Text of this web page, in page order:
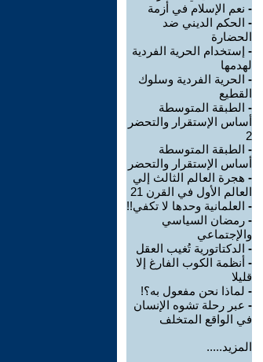
- نعم الإسلام في أزمة
- الحكم الديني ضد
الحضارة
- إستخدام الحرية الفردية
لهدمها
- الحرية الفردية وسلوك
القطيع
- الطبقة المتوسطة
أساس الإستقرار والتحضر
2
- الطبقة المتوسطة
أساس الإستقرار والتحضر
- هجرة العالم الثالث إلي
العالم الأول في القرن 21
- العلمانية وحدها لا تكفي!!
- رمضان السياسي
والإجتماعي
- الدكتاتورية تُغيب العقل
- أنظمة الكوب الفارغ إلا
قليلا
- لماذا نحن مفعول به؟!
- عبر رحلة تشوه الإنسان
في الواقع المتخلف
المزيد.....